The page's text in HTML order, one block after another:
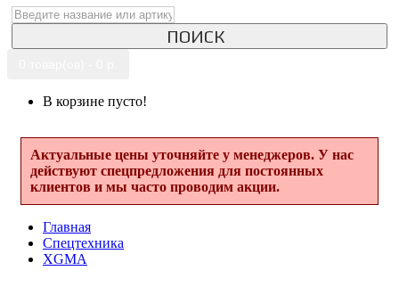
ПОИСК
В корзине пусто!
Актуальные цены уточняйте у менеджеров. У нас
действуют спецпредложения для постоянных
клиентов и мы часто проводим акции.
Главная
Спецтехника
XGMA